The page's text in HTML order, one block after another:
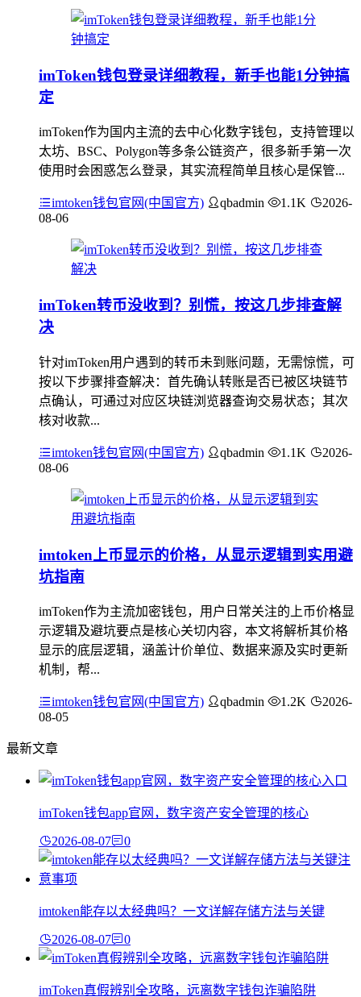
imToken钱包登录详细教程，新手也能1分钟搞
定
imToken作为国内主流的去中心化数字钱包，支持管理以
太坊、BSC、Polygon等多条公链资产，很多新手第一次
使用时会困惑怎么登录，其实流程简单且核心是保管...
imtoken钱包官网(中国官方) qbadmin 1.1K
2026-
08-06
imToken转币没收到？别慌，按这几步排查解
决
针对imToken用户遇到的转币未到账问题，无需惊慌，可
按以下步骤排查解决：首先确认转账是否已被区块链节
点确认，可通过对应区块链浏览器查询交易状态；其次
核对收款...
imtoken钱包官网(中国官方) qbadmin 1.1K
2026-
08-06
imtoken上币显示的价格，从显示逻辑到实用避
坑指南
imToken作为主流加密钱包，用户日常关注的上币价格显
示逻辑及避坑要点是核心关切内容，本文将解析其价格
显示的底层逻辑，涵盖计价单位、数据来源及实时更新
机制，帮...
imtoken钱包官网(中国官方) qbadmin 1.2K
2026-
08-05
最新文章
imToken钱包app官网，数字资产安全管理的核心
2026-08-07 0
imtoken能存以太经典吗？一文详解存储方法与关键
2026-08-07 0
imToken真假辨别全攻略，远离数字钱包诈骗陷阱